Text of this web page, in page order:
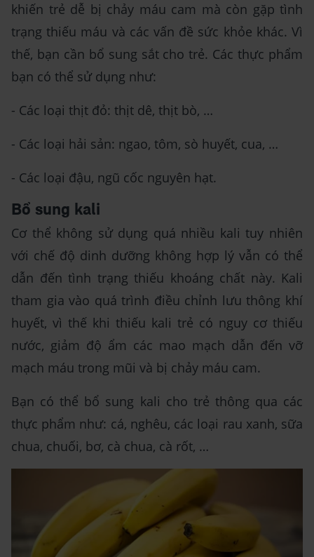
khiến trẻ dễ bị chảy máu cam mà còn gặp tình
trạng thiếu máu và các vấn đề sức khỏe khác. Vì
thế, bạn cần bổ sung sắt cho trẻ. Các thực phẩm
bạn có thể sử dụng như:
- Các loại thịt đỏ: thịt dê, thịt bò, …
- Các loại hải sản: ngao, tôm, sò huyết, cua, …
- Các loại đậu, ngũ cốc nguyên hạt.
Bổ sung kali
Cơ thể không sử dụng quá nhiều kali tuy nhiên
với chế độ dinh dưỡng không hợp lý vẫn có thể
dẫn đến tình trạng thiếu khoáng chất này. Kali
tham gia vào quá trình điều chỉnh lưu thông khí
huyết, vì thế khi thiếu kali trẻ có nguy cơ thiếu
nước, giảm độ ẩm các mao mạch dẫn đến vỡ
mạch máu trong mũi và bị chảy máu cam.
Bạn có thể bổ sung kali cho trẻ thông qua các
thực phẩm như: cá, nghêu, các loại rau xanh, sữa
chua, chuối, bơ, cà chua, cà rốt, …